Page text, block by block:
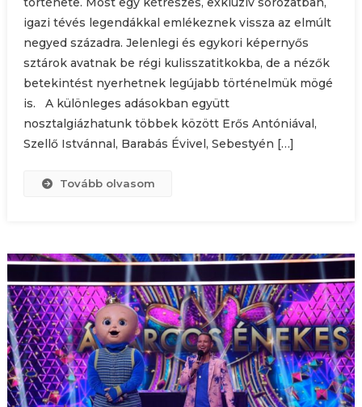
igazi tévés legendákkal emlékeznek vissza az elmúlt
negyed századra. Jelenlegi és egykori képernyős
sztárok avatnak be régi kulisszatitkokba, de a nézők
betekintést nyerhetnek legújabb történelmük mögé
is. A különleges adásokban együtt
nosztalgiázhatunk többek között Erős Antóniával,
Szellő Istvánnal, Barabás Évivel, Sebestyén […]
Tovább olvasom